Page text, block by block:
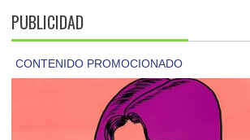
PUBLICIDAD